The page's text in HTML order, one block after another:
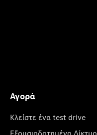
Αγορά
Κλείστε ένα test drive
Εξουσιοδοτημένο Δίκτυο